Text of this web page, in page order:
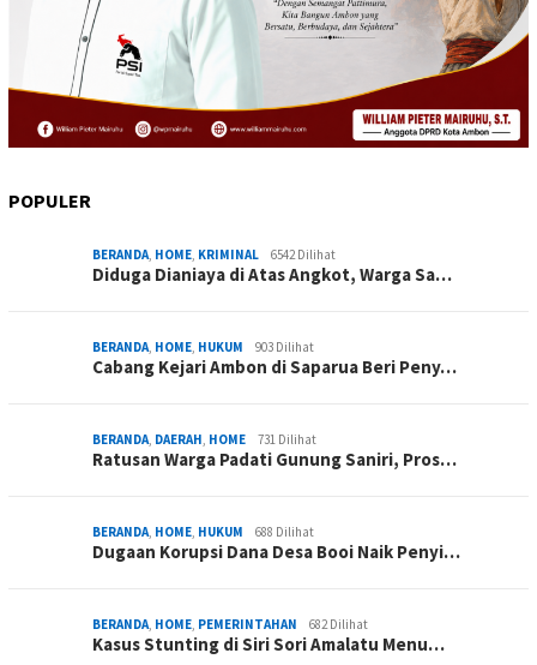
POPULER
BERANDA HOME KRIMINAL 6542 Dilihat
Diduga Dianiaya di Atas Angkot, Warga Sa…
BERANDA HOME HUKUM 903 Dilihat
Cabang Kejari Ambon di Saparua Beri Peny…
BERANDA DAERAH HOME 731 Dilihat
Ratusan Warga Padati Gunung Saniri, Pros…
BERANDA HOME HUKUM 688 Dilihat
Dugaan Korupsi Dana Desa Booi Naik Penyi…
BERANDA HOME PEMERINTAHAN 682 Dilihat
Kasus Stunting di Siri Sori Amalatu Menu…